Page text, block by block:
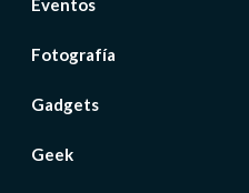
Eventos
Fotografía
Gadgets
Geek